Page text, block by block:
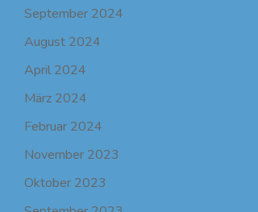
September 2024
August 2024
April 2024
März 2024
Februar 2024
November 2023
Oktober 2023